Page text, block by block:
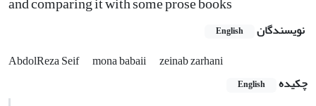
نویسندگان English
AbdolReza Seif mona babaii
zeinab zarhani
چکیده
English